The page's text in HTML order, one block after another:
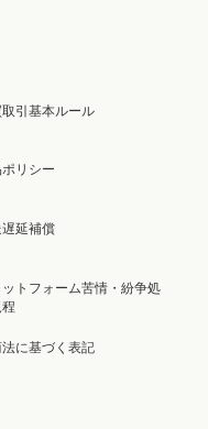
引基本ルール
リシー
延補償
ットフォーム苦情・紛争処
に基づく表記